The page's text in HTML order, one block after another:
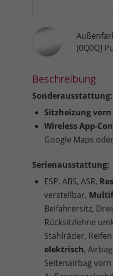
[0Q0Q]
Beschreibung
Sonderausstattung:
Sitzheizung vorn
Wireless App-
Google Maps
Serienausstattung:
ESP, ABS, ASR,
verstellbar,
Beifahrersitz,
Rücksitzlehne
Stahlräder,
elektrisch,
Seitenairbag